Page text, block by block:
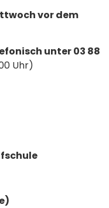
vor dem
unter 03 88
Uhr)